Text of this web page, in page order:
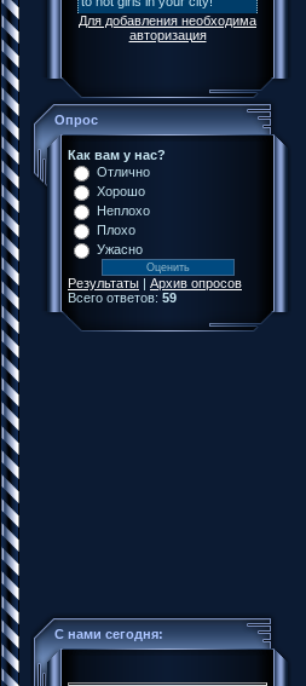
Для добавления необходима
авторизация
Опрос
Как вам у нас?
Отлично
Хорошо
Неплохо
Плохо
Ужасно
Результаты | Архив опросов
Всего ответов: 59
С нами сегодня: